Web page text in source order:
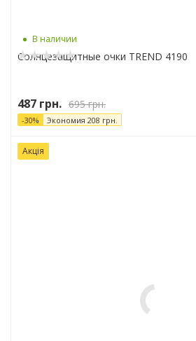
В наличии
Солнцезащитные очки TREND 4190
487 грн. 695грн.
-30% Экономия 208 грн.
Акція